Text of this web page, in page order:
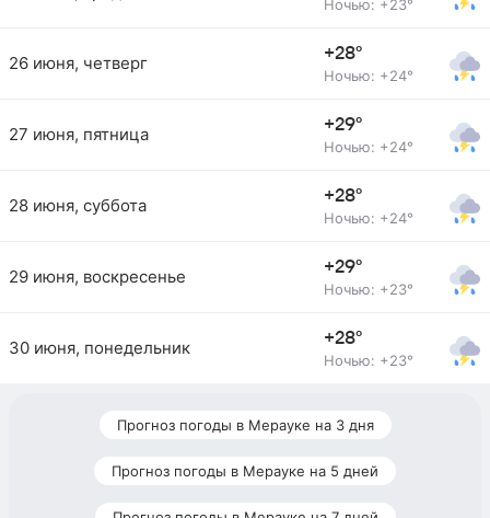
Ночью: +23°
26 июня, четверг +28°
Ночью: +24°
27 июня, пятница +29°
Ночью: +24°
28 июня, суббота +28°
Ночью: +24°
29 июня, воскресенье +29°
Ночью: +23°
30 июня, понедельник +28°
Ночью: +23°
Прогноз погоды в Мерауке на 3 дня
Прогноз погоды в Мерауке на 5 дней